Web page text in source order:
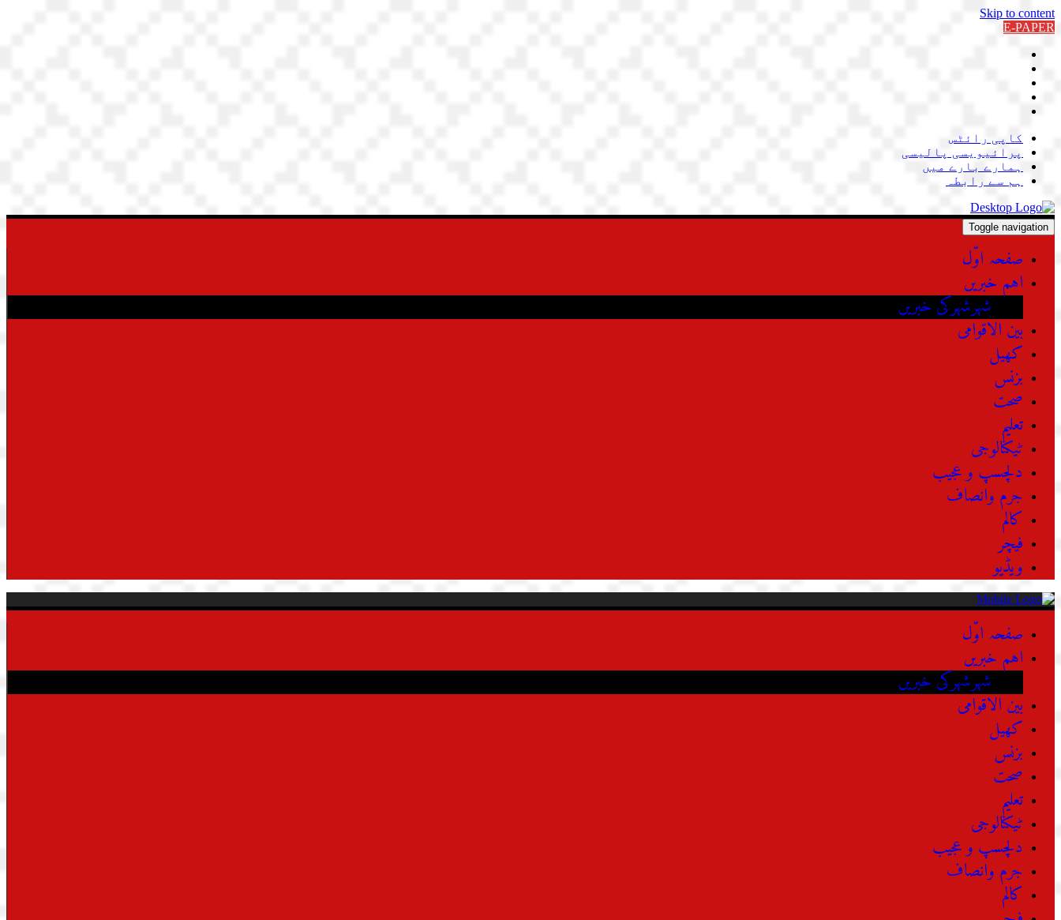
Skip to content
E-PAPER
کاپی رائٹس
پرائیویسی پالیسی
ہمارے بارے میں
ہم سے رابطہ
Toggle navigation
صفحہ اوّل
اہم خبریں
شہرشہرکی خبریں
بین الاقوامی
کھیل
بزنس
صحت
تعلیم
ٹیکنالوجی
دلچسپ و عجیب
جرم وانصاف
کالم
فیچر
ویڈیو
صفحہ اوّل
اہم خبریں
شہرشہرکی خبریں
بین الاقوامی
کھیل
بزنس
صحت
تعلیم
ٹیکنالوجی
دلچسپ و عجیب
جرم وانصاف
کالم